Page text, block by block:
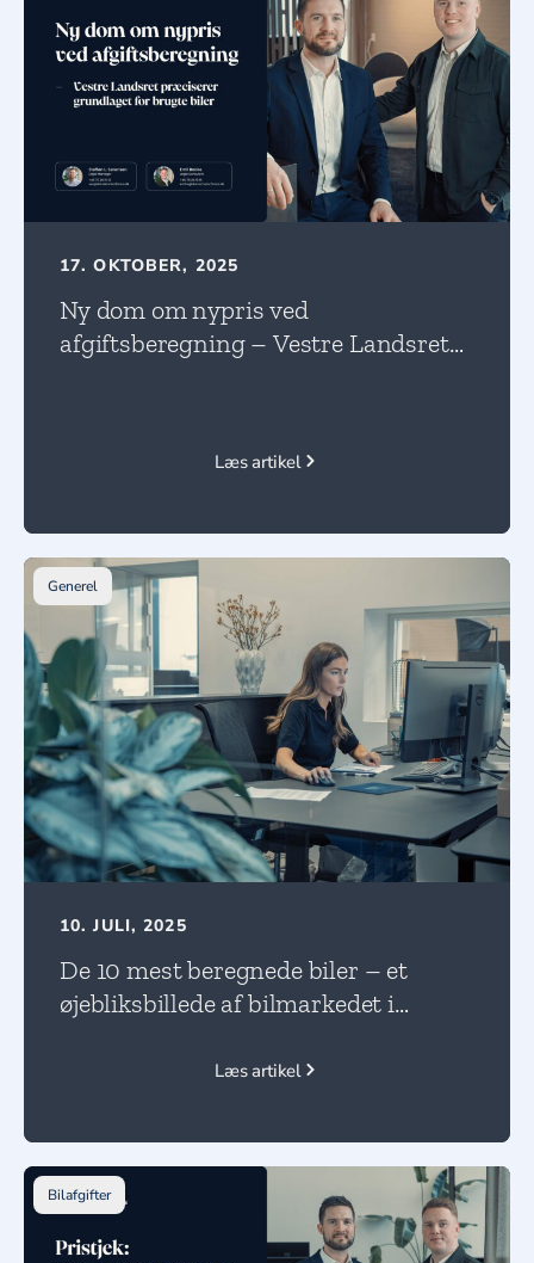
17. OKTOBER, 2025
Ny dom om nypris ved
afgiftsberegning – Vestre Landsret
Læs artikel
Generel
10. JULI, 2025
De 10 mest beregnede biler – et
øjebliksbillede af bilmarkedet i
Læs artikel
Bilafgifter